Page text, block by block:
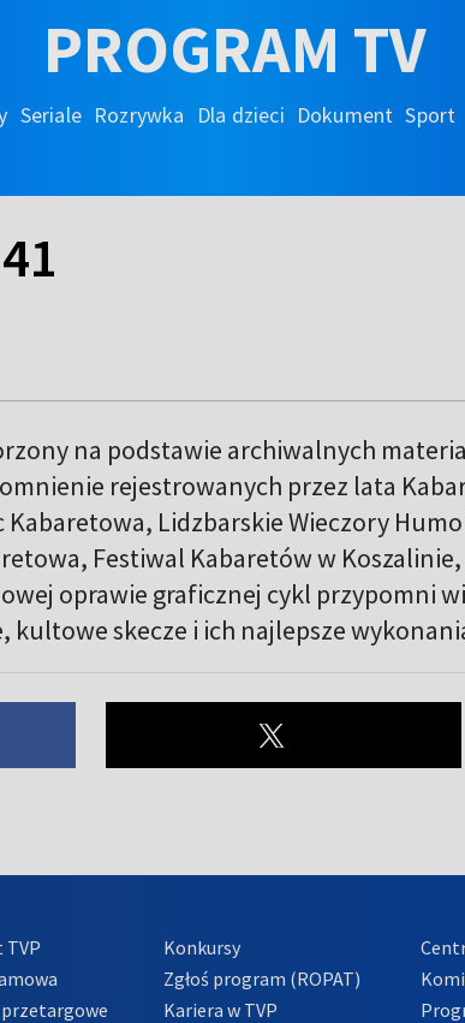
PROGRAM TV
Seriale Rozrywka Dla dzieci Dokument Sport
na podstawie archiwalnych
rejestrowanych przez lata
Kabaretowa, Lidzbarskie Wieczory
Festiwal Kabaretów w Koszalinie,
oprawie graficznej cykl przypomni
skecze i ich najlepsze
przetargowe
Konkursy
Zgłoś program (ROPAT)
Kariera w TVP